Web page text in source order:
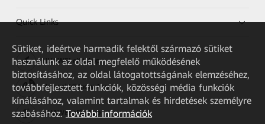
Quick Links
HUAWEI eKit App
Huawei HiKnow App
HUAWEI eFly App
Sütiket, ideértve harmadik felektől származó sütiket
használunk az oldal megfelelő működésének
biztosításához, az oldal látogatottságának elemzéséhez,
továbbfejlesztett funkciók, közösségi média funkciók
kínálásához, valamint tartalmak és hirdetések személyre
szabásához. További információk